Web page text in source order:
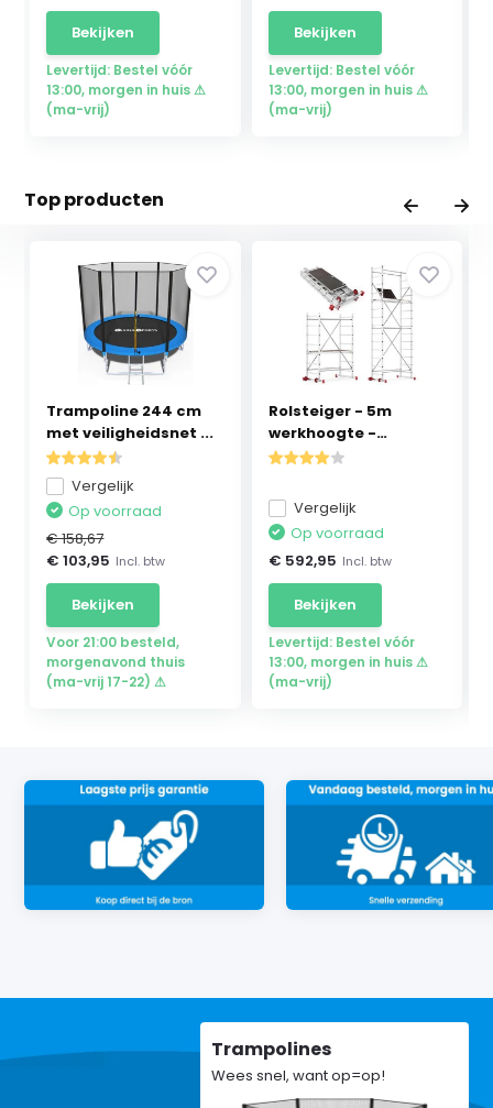
Bekijken
Levertijd: Bestel vóór
13:00, morgen in huis ⚠
(ma-vrij)
Bekijken
Levertijd: Bestel vóór
13:00, morgen in huis ⚠
(ma-vrij)
Top producten
Trampoline 244 cm
met veiligheidsnet ...
Vergelijk
Op voorraad
€ 158,67
€ 103,95 Incl. btw
Bekijken
Voor 21:00 besteld,
morgenavond thuis
(ma-vrij 17-22) ⚠
Rolsteiger - 5m
werkhoogte -
opvouwba...
Vergelijk
Op voorraad
€ 592,95 Incl. btw
Bekijken
Levertijd: Bestel vóór
13:00, morgen in huis ⚠
(ma-vrij)
Trampolines
Wees snel, want op=op!